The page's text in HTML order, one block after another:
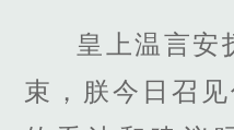
皇上温言安
束，朕今日召